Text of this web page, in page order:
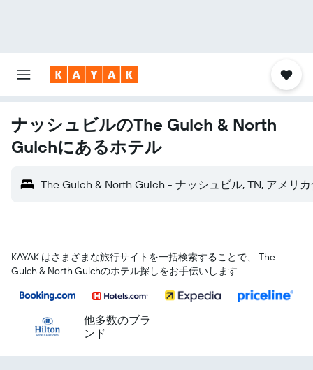
ナッシュビルのThe Gulch & North
Gulchにあるホテル
The Gulch & North Gulch - ナッシュビル, TN, アメリ
KAYAK はさまざまな旅行サイトを一括検索することで、 The
Gulch & North Gulchのホテル探しをお手伝いします
他多数のブラ
ンド